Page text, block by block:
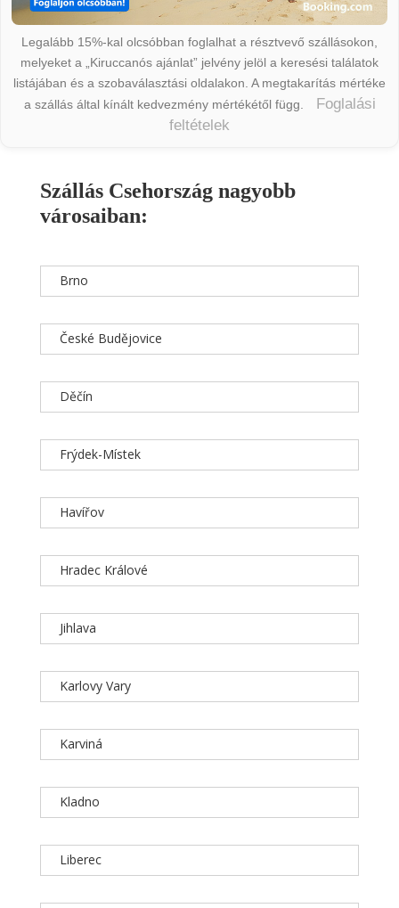
Legalább 15%-kal olcsóbban foglalhat a résztvevő szállásokon,
melyeket a „Kiruccanós ajánlat” jelvény jelöl a keresési találatok
listájában és a szobaválasztási oldalakon. A megtakarítás mértéke
a szállás által kínált kedvezmény mértékétől függ.
Foglalási
feltételek
Szállás Csehország nagyobb
városaiban:
Brno
České Budějovice
Děčín
Frýdek-Místek
Havířov
Hradec Králové
Jihlava
Karlovy Vary
Karviná
Kladno
Liberec